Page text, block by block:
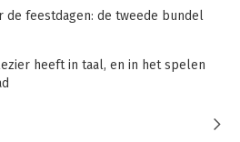
de feestdagen: de tweede bundel
heeft in taal, en in het spelen
om over te schrijven na zijn
de broer van Roos. Tims nieuwe